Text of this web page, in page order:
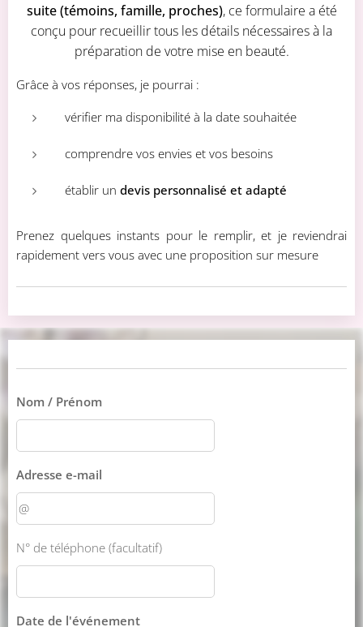
suite (témoins, famille, proches), ce formulaire a été
conçu pour recueillir tous les détails nécessaires à la
préparation de votre mise en beauté.
Grâce à vos réponses, je pourrai :
vérifier ma disponibilité à la date souhaitée
comprendre vos envies et vos besoins
établir un devis personnalisé et adapté
Prenez quelques instants pour le remplir, et je reviendrai
rapidement vers vous avec une proposition sur mesure 💌
Nom / Prénom
Adresse e-mail
N° de téléphone (facultatif)
Date de l'événement